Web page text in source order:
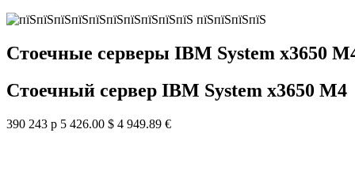
Стоечные серверы IBM System x3650
Стоечный сервер IBM System x3650 M4
390 243 р 5 426.00 $ 4 949.89 €